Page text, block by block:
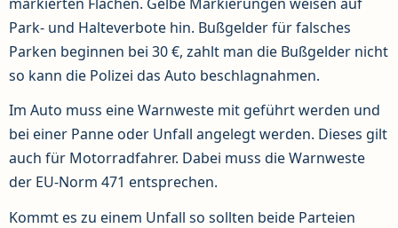
Park- und Halteverbote hin. Bußgelder für falsches
Parken beginnen bei 30 €, zahlt man die Bußgelder nicht
so kann die Polizei das Auto beschlagnahmen.
Im Auto muss eine Warnweste mit geführt werden und
bei einer Panne oder Unfall angelegt werden. Dieses gilt
auch für Motorradfahrer. Dabei muss die Warnweste
der EU-Norm 471 entsprechen.
Kommt es zu einem Unfall so sollten beide Parteien